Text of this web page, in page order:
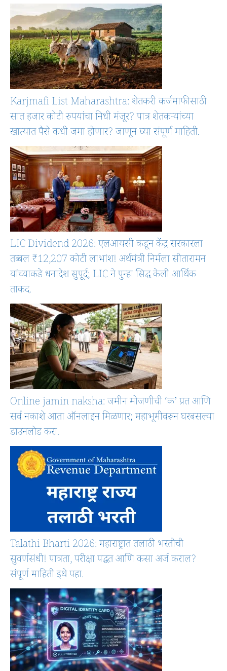
Karjmafi List Maharashtra: शेतकरी कर्जमाफीसाठी
सात हजार कोटी रुपयांचा निधी मंजूर? पात्र शेतकऱ्यांच्या
खात्यात पैसे कधी जमा होणार? जाणून घ्या संपूर्ण माहिती.
LIC Dividend 2026: एलआयसी कडून केंद्र सरकारला
तब्बल ₹12,207 कोटी लाभांश! अर्थमंत्री निर्मला सीतारामन
यांच्याकडे धनादेश सुपूर्द; LIC ने पुन्हा सिद्ध केली आर्थिक
ताकद.
Online jamin naksha: जमीन मोजणीची ‘क’ प्रत आणि
सर्व नकाशे आता ऑनलाइन मिळणार; महाभूमीवरून घरबसल्या
डाउनलोड करा.
Talathi Bharti 2026: महाराष्ट्रात तलाठी भरतीची
सुवर्णसंधी! पात्रता, परीक्षा पद्धत आणि कसा अर्ज कराल?
संपूर्ण माहिती इथे पहा.